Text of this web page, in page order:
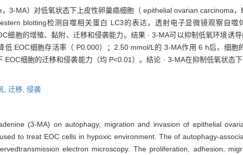
3-MA）对低氧状态下上皮性卵巢癌细胞（ epithelial ovarian carcinoma
blotting检测自噬相关蛋白 LC3的表达，透射电子显微镜观察自噬
细胞的增殖、黏附、迁移和侵袭能力。结果 · 3-MA可以抑制低氧环境诱
EOC细胞存活率（ P0.000）；2.50 mmol/L的 3-MA作用 6 h后，细胞
细胞的迁移和侵袭能力（均 P<0.01）。结论 · 3-MA在抑制低氧状态
, 迁移, 侵袭
(3-MA) on autophagy, migration and invasion of epithelial
to treat EOC cells in hypoxic environment. The of autophagy-
electron microscopy. The proliferation, adhesion,